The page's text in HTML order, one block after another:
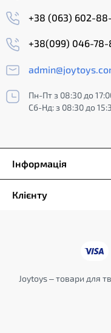
+38 (063) 602-
+38(099) 046-78-
Пн-Пт з 08:30 до
Сб-Нд: з 08:30 до
Інформація
Клієнту
Joytoys – товари для